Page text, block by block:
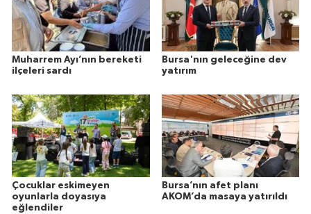
Muharrem Ayı’nın bereketi
ilçeleri sardı
Bursa'nın geleceğine dev
yatırım
Çocuklar eskimeyen
oyunlarla doyasıya
eğlendiler
Bursa’nın afet planı
AKOM’da masaya yatırıldı